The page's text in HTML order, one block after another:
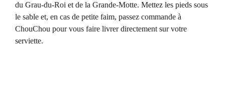
du Grau-du-Roi et de la Grande-Motte. Mettez les pieds sous
le sable et, en cas de petite faim, passez commande à
ChouChou pour vous faire livrer directement sur votre
serviette.